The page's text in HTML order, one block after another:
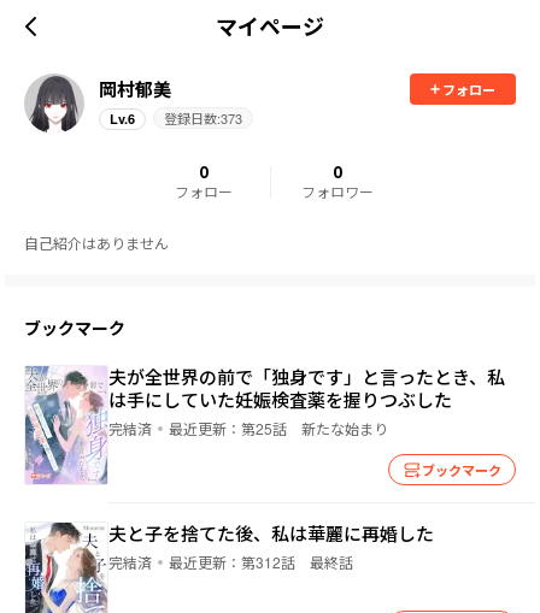
マイページ
岡村郁美
フォロー
Lv.6 登録日数:373
0
フォロー
0
フォロワー
自己紹介はありません
ブックマーク
夫が全世界の前で「独身です」と言ったとき、私
は手にしていた妊娠検査薬を握りつぶした
完結済 最近更新： 第25話 新たな始まり
ブックマーク
夫と子を捨てた後、私は華麗に再婚した
完結済 最近更新： 第312話 最終話